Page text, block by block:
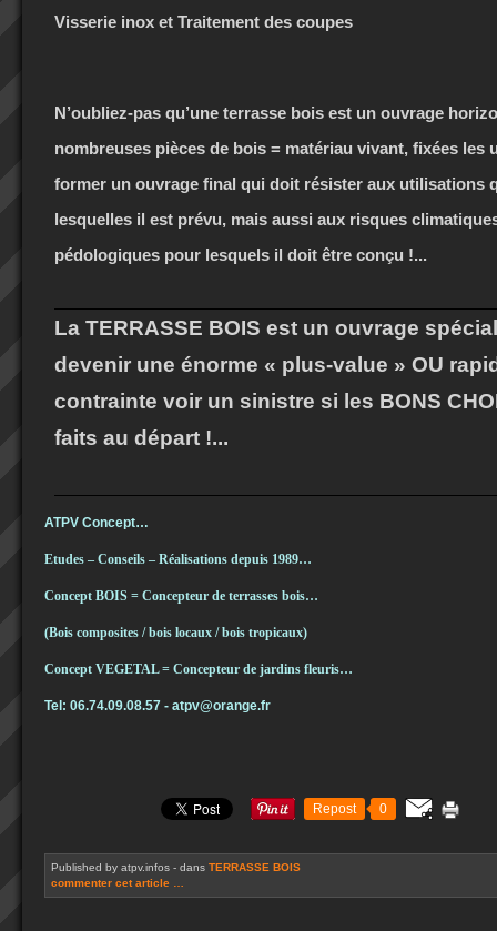
Visserie inox et Traitement des coupes
N’oubliez-pas qu’une terrasse bois est un ouvrage
nombreuses pièces de bois = matériau vivant, fixées les
former un ouvrage final qui doit résister aux utilisations
lesquelles il est prévu, mais aussi aux risques
pédologiques pour lesquels il doit être conçu !...
La TERRASSE BOIS est un ouvrage
devenir une énorme « plus-value » OU
contrainte voir un sinistre si les BONS
faits au départ !...
ATPV Concept…
Etudes – Conseils – Réalisations depuis 1989…
Concept BOIS = Concepteur de terrasses bois…
(Bois composites / bois locaux / bois tropicaux)
Concept VEGETAL = Concepteur de jardins fleuris…
Tel: 06.74.09.08.57 - atpv@orange.fr
Repost 0
Published by atpv.infos - dans TERRASSE BOIS
commenter cet article